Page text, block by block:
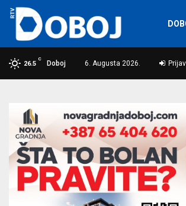
26.5
C
Doboj 6. Augusta 2026.